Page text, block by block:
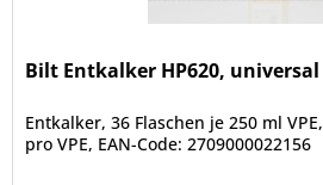
Bilt Entkalker HP620,
Entkalker, 36 Flaschen je 250 ml
pro VPE, EAN-Code: 2709000022156